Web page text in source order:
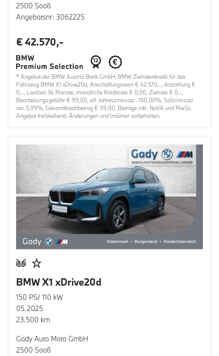
2500 Sooß
Angebotsnr: 3062225
€ 42.570,-
* Angebot der BMW Austria Bank GmbH. BMW Zielratenkredit für das
Fahrzeug BMW X1 xDrive20d, Anschaffungswert € 42.570,-, Anzahlung €
0,-, Laufzeit 36 Monate, monatliche Kreditrate € 0,00, Zielrate € 0,-,
Bearbeitungsgebühr € 99,00, eff. Jahreszinssatz -100,00%, Sollzinssatz
var. 5,99%, Gesamtkreditbetrag € 99,00. Beträge inkl. NoVA und MwSt..
Angebot freibleibend. Änderungen und Irrtümer vorbehalten.
BMW X1 xDrive20d
150 PS/ 110 kW
05.2025
23.500 km
Gady Auto Moto GmbH
2500 Sooß